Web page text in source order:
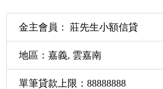
金主會員： 莊先生小額信貸
地區：嘉義, 雲嘉南
單筆貸款上限：88888888